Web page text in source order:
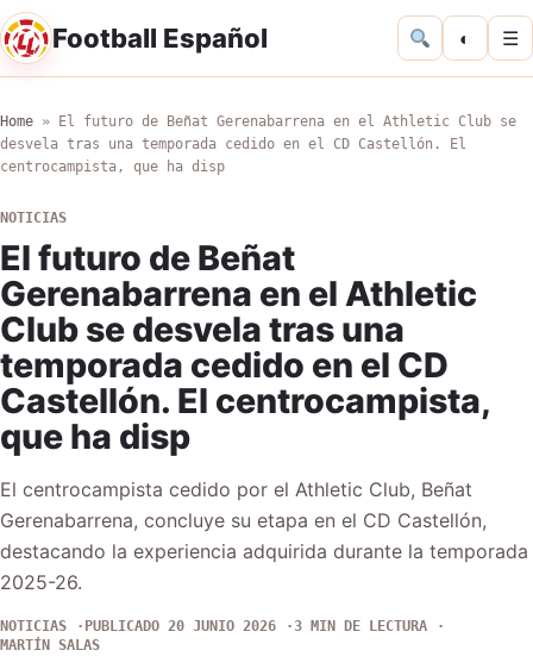
Football Español ◐ ☰
Home »
El futuro de Beñat Gerenabarrena en el Athletic Club se
desvela tras una temporada cedido en el CD Castellón. El
centrocampista, que ha disp
NOTICIAS
El futuro de Beñat
Gerenabarrena en el Athletic
Club se desvela tras una
temporada cedido en el CD
Castellón. El centrocampista,
que ha disp
El centrocampista cedido por el Athletic Club, Beñat
Gerenabarrena, concluye su etapa en el CD Castellón,
destacando la experiencia adquirida durante la temporada
2025-26.
NOTICIAS PUBLICADO 20 JUNIO 2026
3 MIN DE LECTURA
MARTÍN SALAS